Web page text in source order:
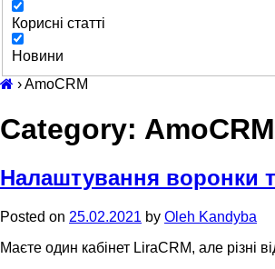
Корисні статті
Новини
›AmoCRM
Category: AmoCRM
Налаштування воронки
Posted on 25.02.2021 by Oleh Kandyba
Маєте один кабінет LiraCRM, але різні